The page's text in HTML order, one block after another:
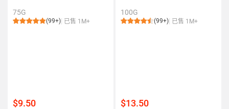
75G
(99+) 已售 1M+
$9.50
100G
(99+) 已售 1M+
$13.50